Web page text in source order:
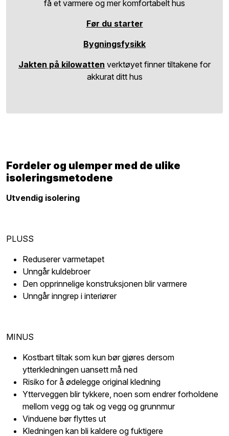
få et varmere og mer komfortabelt hus
Før du starter
Bygningsfysikk
Jakten på kilowatten verktøyet finner tiltakene for
akkurat ditt hus
Fordeler og ulemper med de ulike
isoleringsmetodene
Utvendig isolering
PLUSS
Reduserer varmetapet
Unngår kuldebroer
Den opprinnelige konstruksjonen blir varmere
Unngår inngrep i interiører
MINUS
Kostbart tiltak som kun bør gjøres dersom
ytterkledningen uansett må ned
Risiko for å ødelegge original kledning
Ytterveggen blir tykkere, noen som endrer forholdene
mellom vegg og tak og vegg og grunnmur
Vinduene bør flyttes ut
Kledningen kan bli kaldere og fuktigere